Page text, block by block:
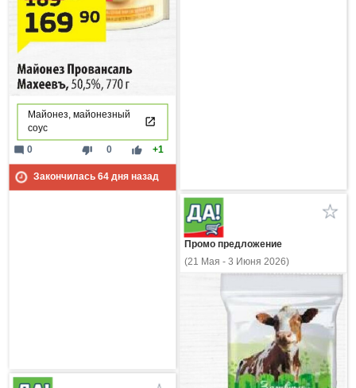
Майонез, майонезный
соус
thumb_down 0 thumb_up +1
mode_comment 0
Закончилась 64дня назад
Промо предложение
(21 Мая - 3 Июня 2026)